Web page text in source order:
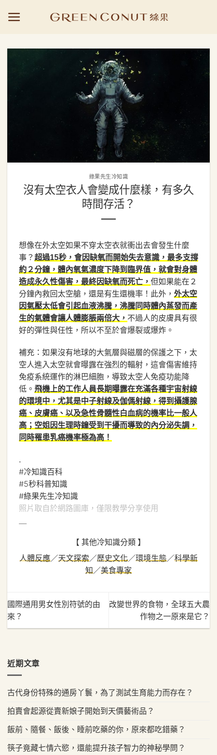
綠果先生冷知識
沒有太空衣人會變成什麼樣，有多久
時間存活？
想像在外太空如果不穿太空衣就衝出去會發生什麼
事？ 超過15秒，會因缺氧而開始失去意識，最多支撐
約２分鐘，體內氧氣濃度下降到臨界值，就會對身體
造成永久性傷害，最終因缺氧而死亡， 但如果能在２
分鐘內救回太空艙，還是有生還機率！此外， 外太空
因氣壓太低會引起血液沸騰，沸騰同時體內蒸發而產
生的氣體會讓人體膨脹兩倍大， 不過人的皮膚具有很
好的彈性與任性，所以不至於會爆裂或爆炸。
補充：如果沒有地球的大氣層與磁層的保護之下，太
空人進入太空就會曝露在強烈的輻射，這會傷害維持
免疫系統運作的淋巴細胞，導致太空人免疫功能降
低。 飛機上的工作人員長期曝露在充滿各種宇宙射線
的環境中，尤其是中子射線及伽傌射線，得到攝護腺
癌、皮膚癌、以及急性骨髓性白血病的機率比一般人
高；空姐因生理時鐘受到干擾而導致的內分泌失調，
同時罹患乳癌機率極為高！
.
#冷知識百科
#5秒科普知識
#綠果先生冷知識
照片取自於網路圖庫，僅限教學分享使用
【 其他冷知識分類 】
人體反應／天文探索／歷史文化／環境生態／科學新
知／美食專家
國際通用男女性別符號的由
來？
改變世界的食物，全球五大農
作物之一原來是它？
近期文章
古代身份特殊的通房丫鬟，為了測試生育能力而存在？
拍賣會起源從賣新娘子開始到天價藝術品？
飯前、隨餐、飯後、睡前吃藥的你，原來都吃錯藥？
筷子竟藏七情六慾，還能提升孩子智力的神秘學問？